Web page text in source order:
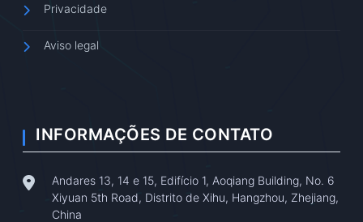
Privacidade
Aviso legal
INFORMAÇÕES DE CONTATO
Andares 13, 14 e 15, Edifício 1, Aoqiang Building, No. 6
Xiyuan 5th Road, Distrito de Xihu, Hangzhou, Zhejiang,
China